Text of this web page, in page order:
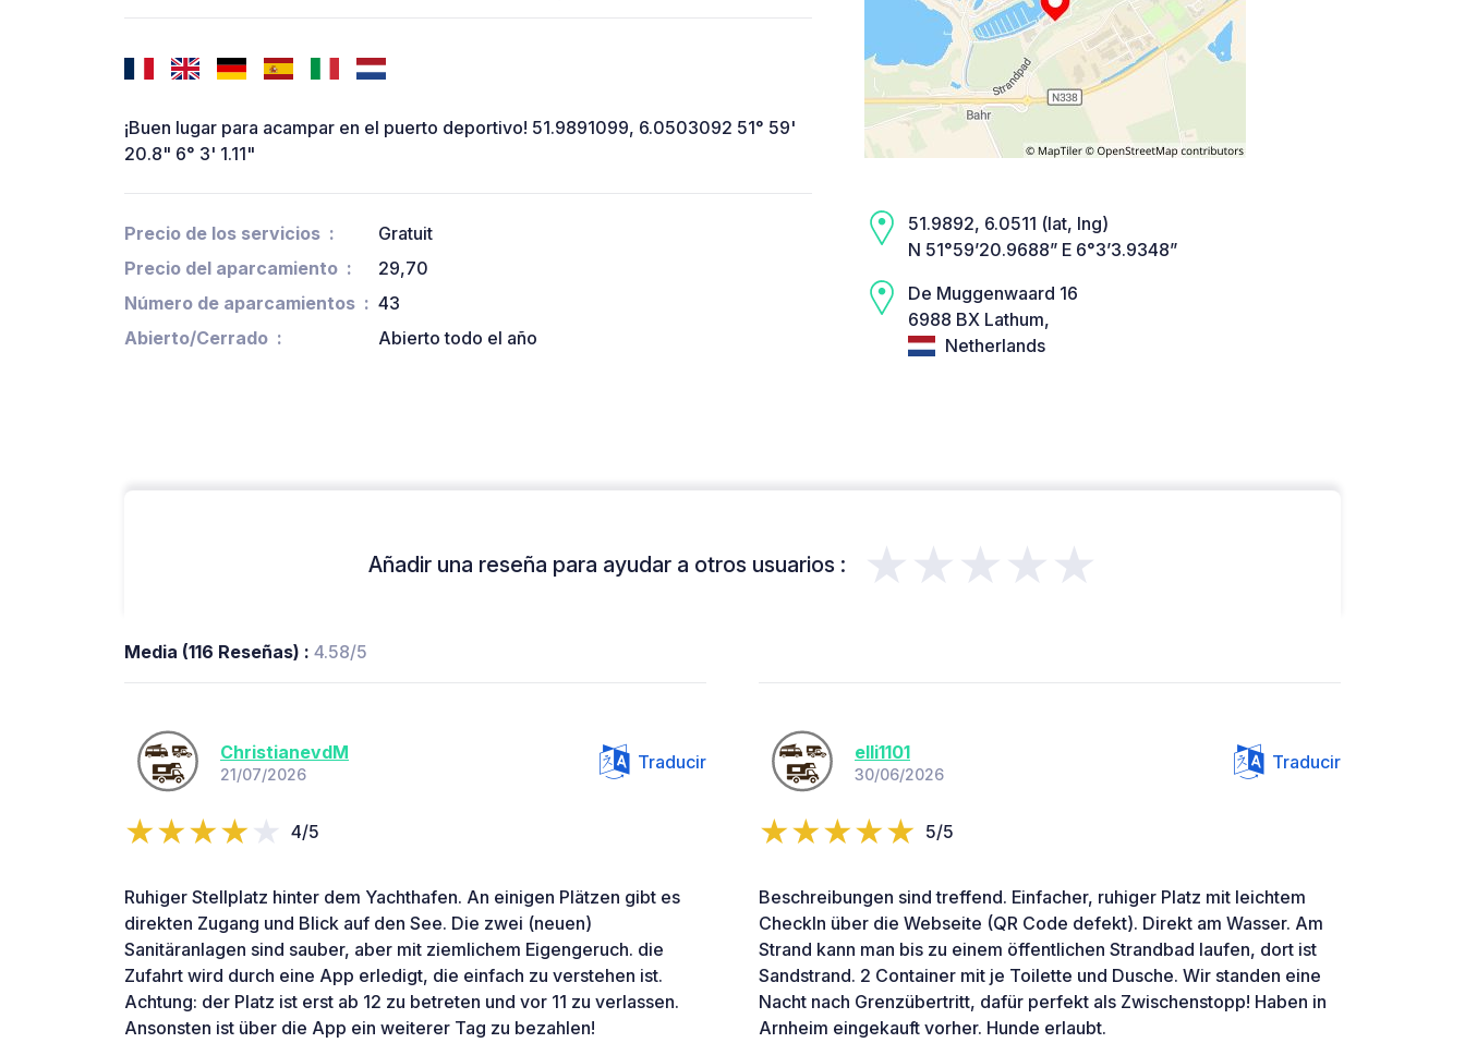
¡Buen lugar para acampar en el puerto deportivo! 51.9891099, 6.0503092 51° 59'
20.8" 6° 3' 1.11"
Precio de los servicios
Gratuit
Precio del aparcamiento
29,70
Número de aparcamientos
43
Abierto/Cerrado
Abierto todo el año
51.9892, 6.0511 (lat, lng)
N 51°59’20.9688” E 6°3’3.9348”
De Muggenwaard 16
6988 BX Lathum,
Netherlands
Añadir una reseña para ayudar a otros usuarios : ★★★★★
Media (116 Reseñas) : 4.58/5
ChristianevdM
21/07/2026
Traducir
4/5
Ruhiger Stellplatz hinter dem Yachthafen. An einigen Plätzen gibt es
direkten Zugang und Blick auf den See. Die zwei (neuen)
Sanitäranlagen sind sauber, aber mit ziemlichem Eigengeruch. die
Zufahrt wird durch eine App erledigt, die einfach zu verstehen ist.
Achtung: der Platz ist erst ab 12 zu betreten und vor 11 zu verlassen.
Ansonsten ist über die App ein weiterer Tag zu bezahlen!
elli1101
30/06/2026
Traducir
5/5
Beschreibungen sind treffend. Einfacher, ruhiger Platz mit leichtem
CheckIn über die Webseite (QR Code defekt). Direkt am Wasser. Am
Strand kann man bis zu einem öffentlichen Strandbad laufen, dort ist
Sandstrand. 2 Container mit je Toilette und Dusche. Wir standen eine
Nacht nach Grenzübertritt, dafür perfekt als Zwischenstopp! Haben in
Arnheim eingekauft vorher. Hunde erlaubt.